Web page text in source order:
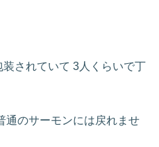
されていて 3人くらいで丁
通のサーモンには戻れませ